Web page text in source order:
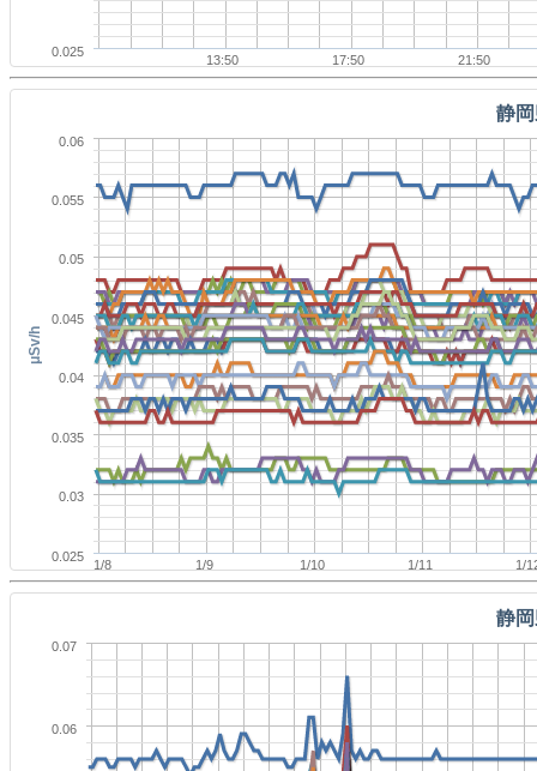
13:50 17:50 21:50
0.025
静
1/8 1/9 1/10 1/11 1/
0.025
0.03
0.035
0.04
0.045
0.05
0.055
0.06
μSv/h
静
0.06
0.07